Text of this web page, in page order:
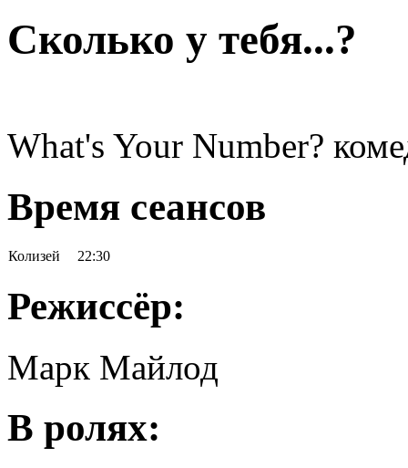
Сколько у тебя...?
What's Your Number?
Время сеансов
Колизей 22:30
Режиссёр:
Марк Майлод
В ролях: